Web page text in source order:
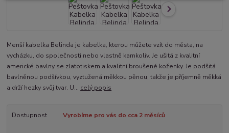
Menší kabelka Belinda je kabelka, kterou můžete vzít do města, na
vycházku, do společnosti nebo vlastně kamkoliv. Je ušitá z kvalitní
americké bavlny se zlatotiskem a kvalitní broušené koženky. Je podšitá
bavlněnou podšívkou, vyztužená měkkou pěnou, takže je příjemně měkká
a drží hezky svůj tvar. U... celý popis
Dostupnost Vyrobíme pro vás do cca 2 měsíců